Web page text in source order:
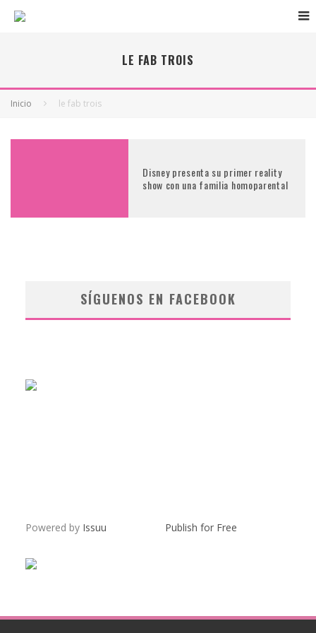
LE FAB TROIS
Inicio le fab trois
Disney presenta su primer reality
show con una familia homoparental
SÍGUENOS EN FACEBOOK
Powered by Issuu Publish for Free